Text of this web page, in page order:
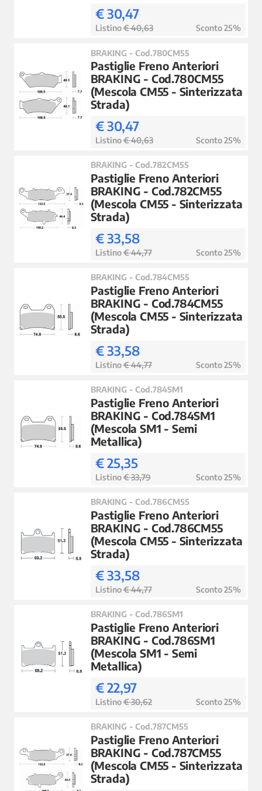
€ 30,47
Listino€ 40,63 Sconto 25%
BRAKING - Cod.780CM55
Pastiglie Freno Anteriori
BRAKING - Cod.780CM55
(Mescola CM55 - Sinterizzata
Strada)
€ 30,47
Listino€ 40,63 Sconto 25%
BRAKING - Cod.782CM55
Pastiglie Freno Anteriori
BRAKING - Cod.782CM55
(Mescola CM55 - Sinterizzata
Strada)
€ 33,58
Listino€ 44,77 Sconto 25%
BRAKING - Cod.784CM55
Pastiglie Freno Anteriori
BRAKING - Cod.784CM55
(Mescola CM55 - Sinterizzata
Strada)
€ 33,58
Listino€ 44,77 Sconto 25%
BRAKING - Cod.784SM1
Pastiglie Freno Anteriori
BRAKING - Cod.784SM1
(Mescola SM1 - Semi
Metallica)
€ 25,35
Listino€ 33,79 Sconto 25%
BRAKING - Cod.786CM55
Pastiglie Freno Anteriori
BRAKING - Cod.786CM55
(Mescola CM55 - Sinterizzata
Strada)
€ 33,58
Listino€ 44,77 Sconto 25%
BRAKING - Cod.786SM1
Pastiglie Freno Anteriori
BRAKING - Cod.786SM1
(Mescola SM1 - Semi
Metallica)
€ 22,97
Listino€ 30,62 Sconto 25%
BRAKING - Cod.787CM55
Pastiglie Freno Anteriori
BRAKING - Cod.787CM55
(Mescola CM55 - Sinterizzata
Strada)